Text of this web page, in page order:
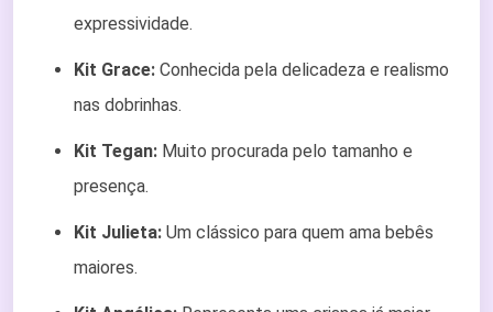
expressividade.
Kit Grace: Conhecida pela delicadeza e realismo
nas dobrinhas.
Kit Tegan: Muito procurada pelo tamanho e
presença.
Kit Julieta: Um clássico para quem ama bebês
maiores.